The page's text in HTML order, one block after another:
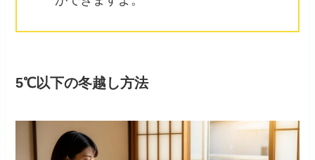
5℃以下の冬越し方法